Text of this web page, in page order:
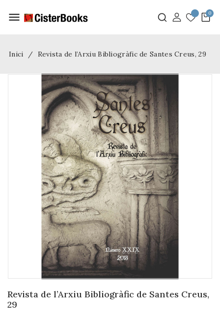
menu
Inici Revista de l’Arxiu Bibliogràfic de Santes Creus, 29
Revista de l’Arxiu Bibliogràfic de Santes Creus,
29